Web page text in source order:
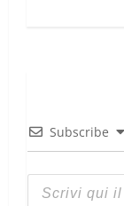
Subscribe